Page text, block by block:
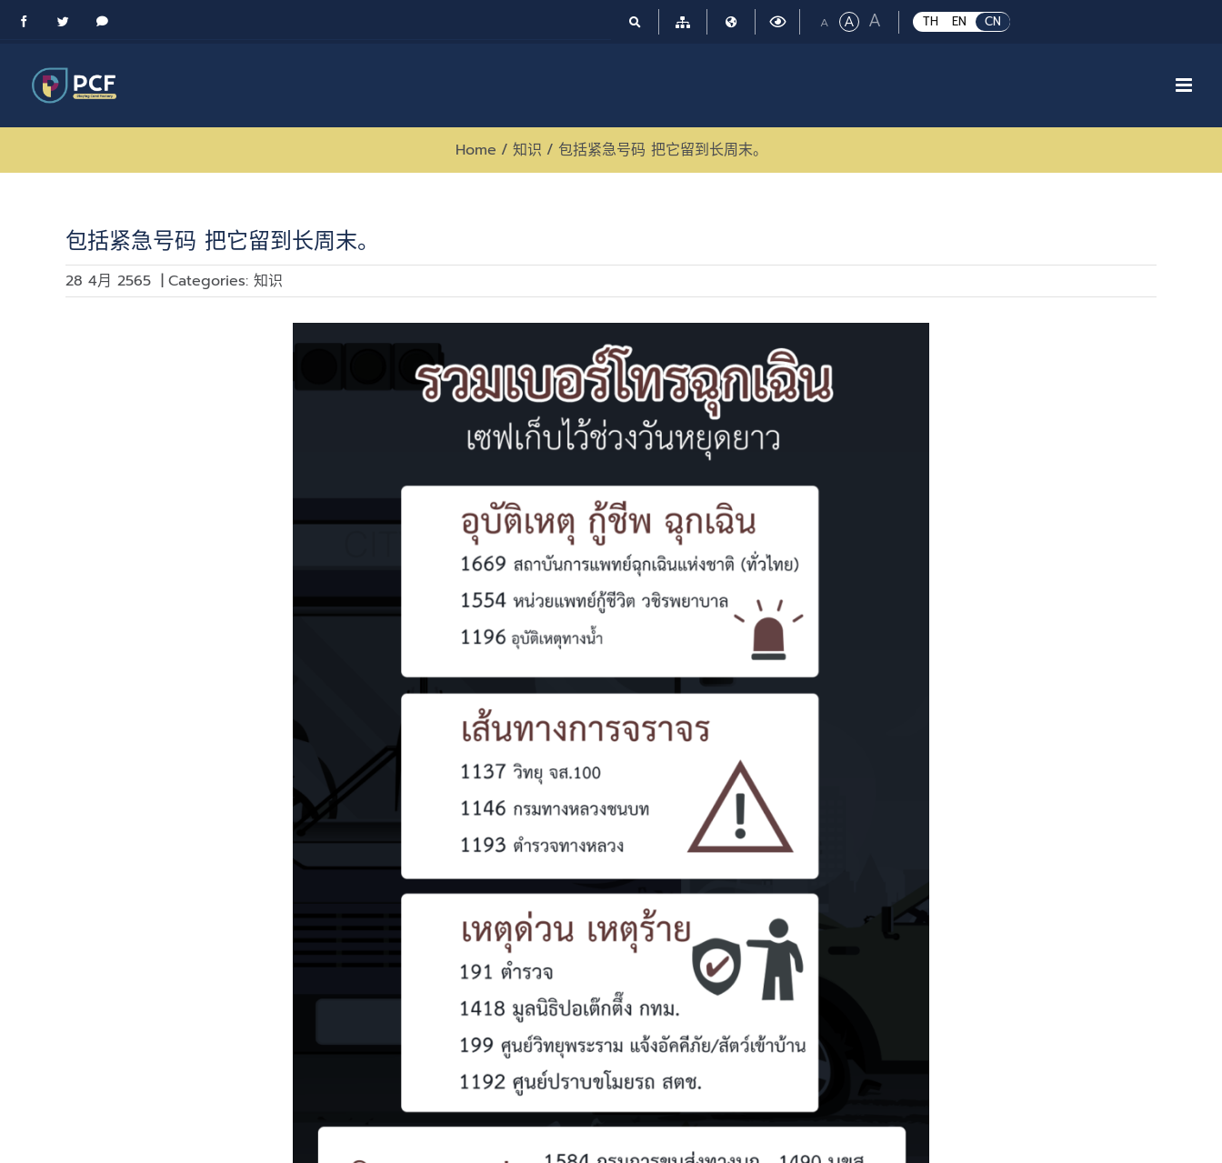
Skip
FacebookTwitter Messenger TH EN CN
ASmall
ARegular
A Large
font
Home / 知识 / 包括紧急号码 把它留到长周末。
包括紧急号码 把它留到长周末。
28 4月 2565 | Categories: 知识